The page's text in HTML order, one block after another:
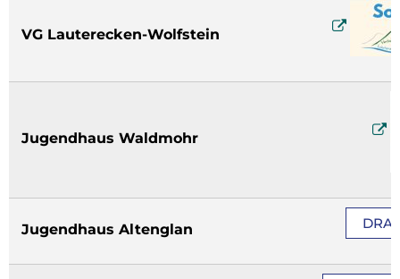
VG Lauterecken-Wolfstein
Jugendhaus Waldmohr
Jugendhaus Altenglan